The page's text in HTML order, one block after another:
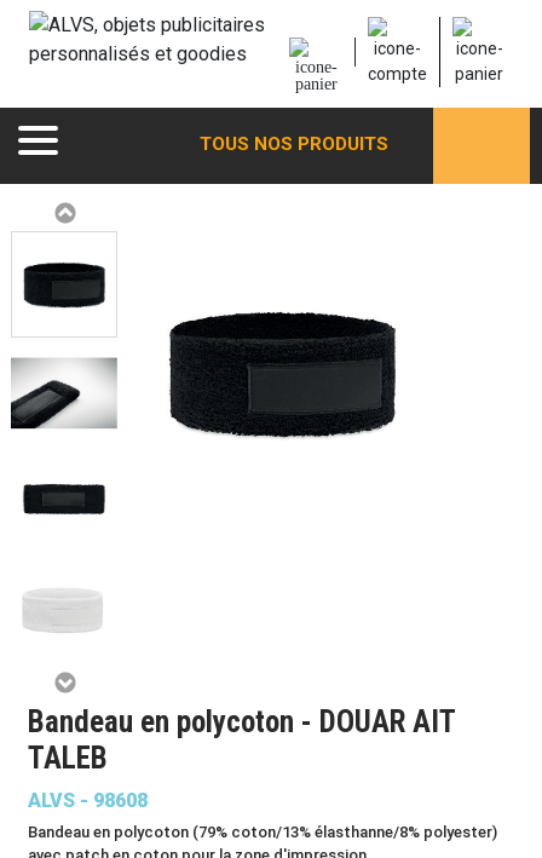
TOUS NOS PRODUITS
Bandeau en polycoton - DOUAR AIT
TALEB
ALVS - 98608
Bandeau en polycoton (79% coton/13% élasthanne/8% polyester)